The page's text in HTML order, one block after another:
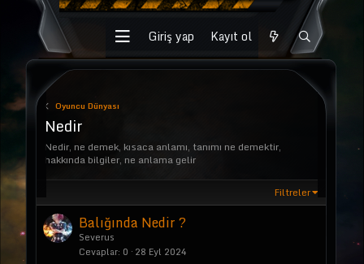
Giriş yap Kayıt ol
Oyuncu Dünyası
Nedir
Nedir, ne demek, kısaca anlamı, tanımı ne demektir,
hakkında bilgiler, ne anlama gelir
Filtreler
Balığında Nedir ?
Severus
Cevaplar 0 28 Eyl 2024